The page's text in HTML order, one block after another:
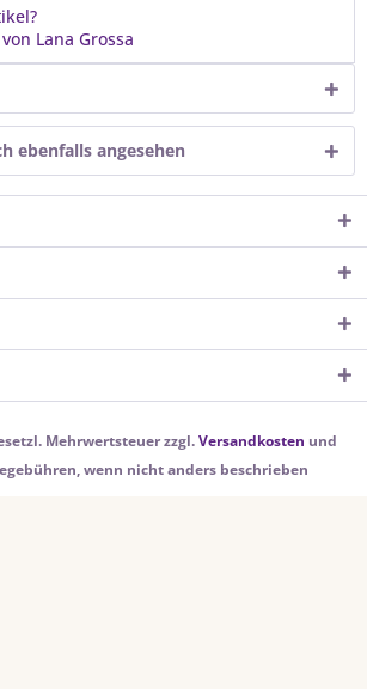
Lana Grossa
ebenfalls angesehen
Mehrwertsteuer zzgl.Versandkosten und
wenn nicht anders beschrieben